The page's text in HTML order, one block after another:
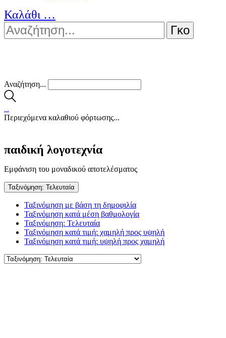
Καλάθι …
Αναζήτηση...
Περιεχόμενα καλαθιού φόρτωσης...
παιδική λογοτεχνία
Εμφάνιση του μοναδικού αποτελέσματος
Ταξινόμηση: Τελευταία
Ταξινόμηση με βάση τη δημοφιλία
Ταξινόμηση κατά μέση βαθμολογία
Ταξινόμηση: Τελευταία
Ταξινόμηση κατά τιμή: χαμηλή προς υψηλή
Ταξινόμηση κατά τιμή: υψηλή προς χαμηλή